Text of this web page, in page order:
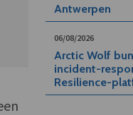
Antwerpen
06/08/2026
Arctic Wolf
incident-
Resilience-